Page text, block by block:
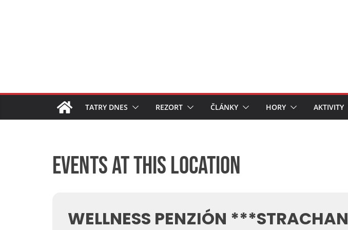
TATRY DNES REZORT ČLÁNKY HORY AKTIVITY
Events at this location
WELLNESS PENZIÓN ***STRACHAN